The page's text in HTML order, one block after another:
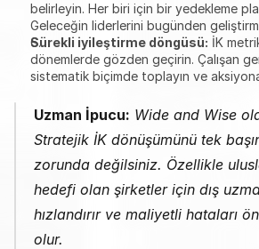
belirleyin. Her biri için bir yedekleme
Geleceğin liderlerini bugünden
Sürekli iyileştirme döngüsü: İK
dönemlerde gözden geçirin. Çalışan
sistematik biçimde toplayın ve
Uzman İpucu: Wide and Wise
Stratejik İK dönüşümünü tek
zorunda değilsiniz. Özellikle
hedefi olan şirketler için dış
hızlandırır ve maliyetli hataları
olur.